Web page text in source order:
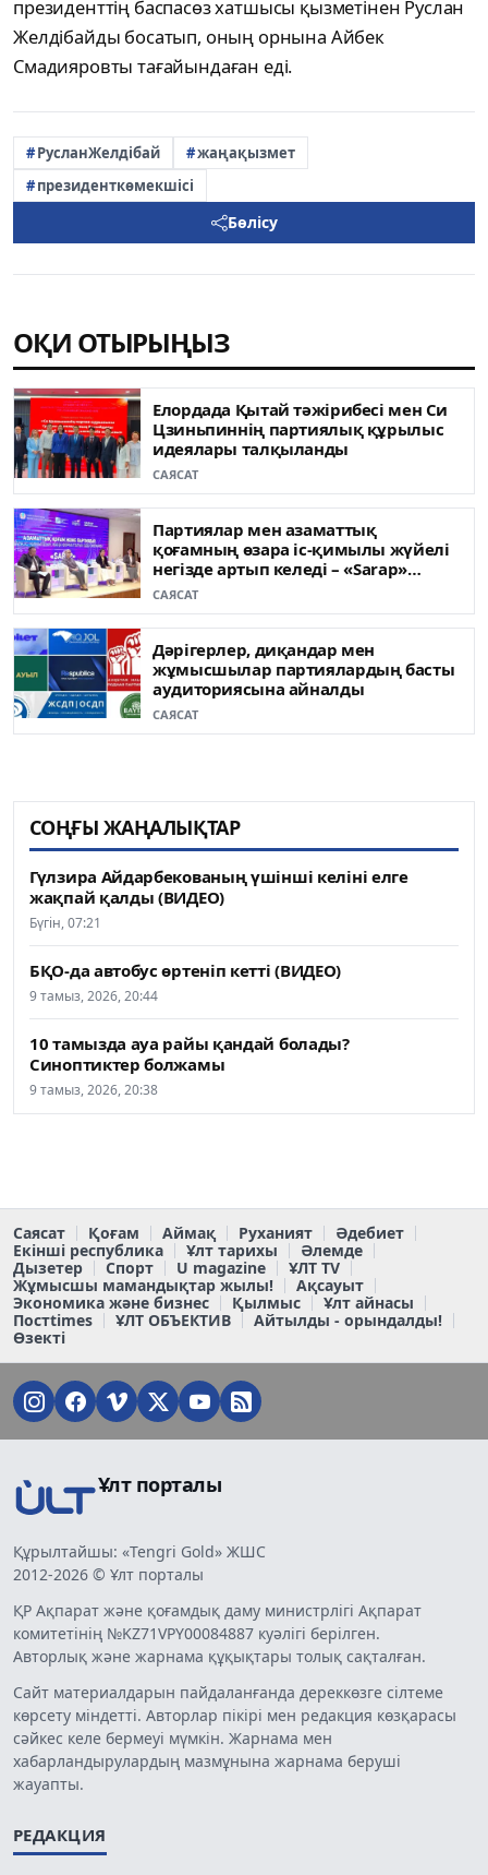
президенттің баспасөз хатшысы қызметінен Руслан
Желдібайды босатып, оның орнына Айбек
Смадияровты тағайындаған еді.
РусланЖелдібай
жаңақызмет
президенткөмекшісі
Бөлісу
ОҚИ ОТЫРЫҢЫЗ
Елордада Қытай тәжірибесі мен Си
Цзиньпиннің партиялық құрылыс
идеялары талқыланды
САЯСАТ
Партиялар мен азаматтық
қоғамның өзара іс-қимылы жүйелі
негізде артып келеді – «Sarap»
клубының сарапшылары
САЯСАТ
Дәрігерлер, диқандар мен
жұмысшылар партиялардың басты
аудиториясына айналды
САЯСАТ
СОҢҒЫ ЖАҢАЛЫҚТАР
Гүлзира Айдарбекованың үшінші келіні елге
жақпай қалды (ВИДЕО)
Бүгін, 07:21
БҚО-да автобус өртеніп кетті (ВИДЕО)
9 тамыз, 2026, 20:44
10 тамызда ауа райы қандай болады?
Синоптиктер болжамы
9 тамыз, 2026, 20:38
Саясат Қоғам Аймақ Руханият
Әдебиет
Екінші республика
Ұлт тарихы
Әлемде
Дызетер
Спорт U magazine
ҰЛТ TV
Жұмысшы мамандықтар жылы!
Ақсауыт
Экономика және бизнес
Қылмыс
Ұлт айнасы
Постtimes
ҰЛТ ОБЪЕКТИВ
Айтылды - орындалды!
Өзекті
Ұлт порталы
Құрылтайшы: «Tengri Gold» ЖШС
2012-2026 © Ұлт порталы
ҚР Ақпарат және қоғамдық даму министрлігі Ақпарат
комитетінің №KZ71VPY00084887 куәлігі берілген.
Авторлық және жарнама құқықтары толық сақталған.
Сайт материалдарын пайдаланғанда дереккөзге сілтеме
көрсету міндетті. Авторлар пікірі мен редакция көзқарасы
сәйкес келе бермеуі мүмкін. Жарнама мен
хабарландырулардың мазмұнына жарнама беруші
жауапты.
РЕДАКЦИЯ